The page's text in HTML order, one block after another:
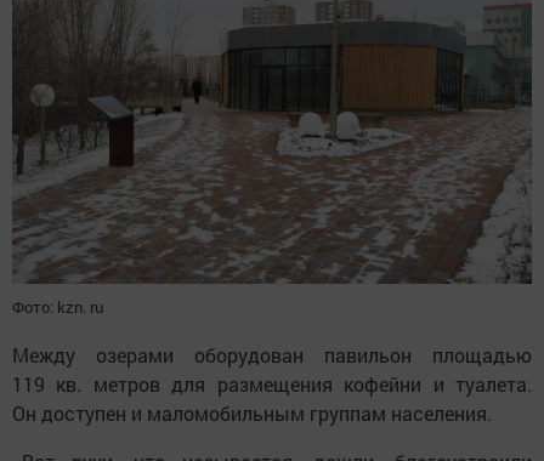
Фото: kzn. ru
Между озерами оборудован павильон площадью
119 кв. метров для размещения кофейни и туалета.
Он доступен и маломобильным группам населения.